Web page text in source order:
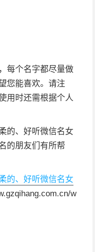
每个名字都尽量做
您能喜欢。请注
用时还需根据个人
的、好听微信名女
的朋友们有所帮
的、好听微信名女
w